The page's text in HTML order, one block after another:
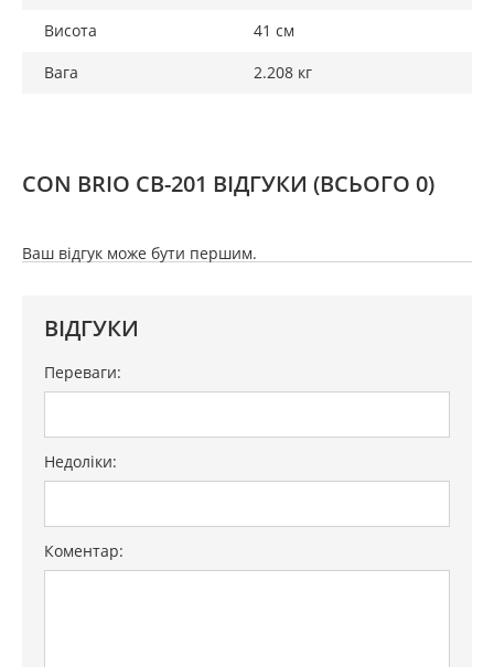
Висота
41 см
Вага
2.208 кг
CON BRIO СВ-201 ВІДГУКИ (ВСЬОГО 0)
Ваш відгук може бути першим.
ВІДГУКИ
Переваги:
Недоліки:
Коментар: